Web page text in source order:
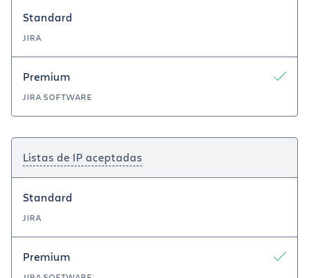
Standard
JIRA
Premium
JIRA SOFTWARE
Listas de IP aceptadas
Standard
JIRA
Premium